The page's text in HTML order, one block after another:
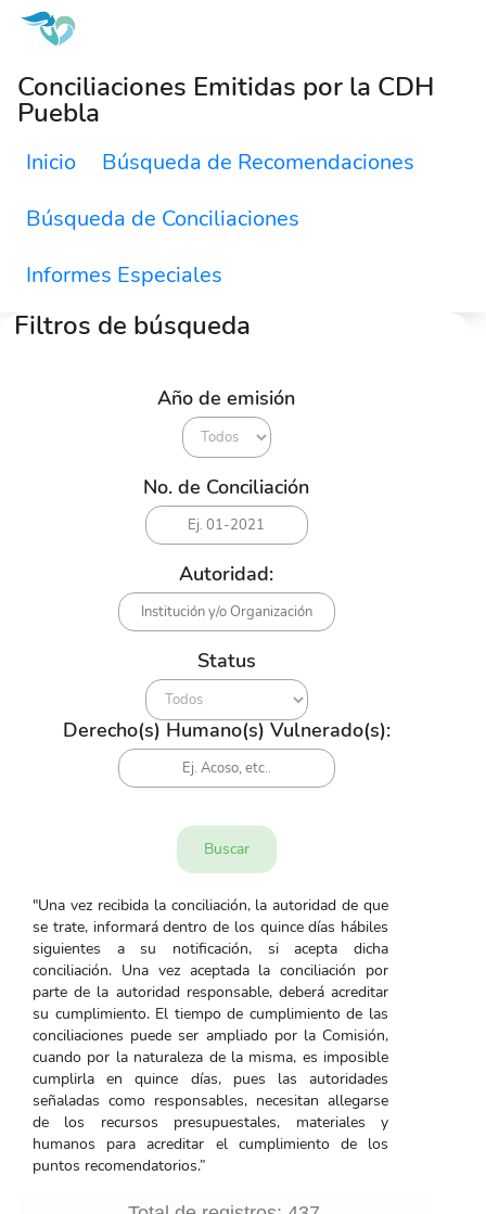
Conciliaciones Emitidas por la CDH
Puebla
Inicio
Búsqueda de Recomendaciones
Búsqueda de Conciliaciones
Informes Especiales
Filtros de búsqueda
Año de emisión
No. de Conciliación
Autoridad:
Status
Derecho(s) Humano(s) Vulnerado(s):
Buscar
"Una vez recibida la conciliación, la autoridad de que
se trate, informará dentro de los quince días hábiles
siguientes a su notificación, si acepta dicha
conciliación. Una vez aceptada la conciliación por
parte de la autoridad responsable, deberá acreditar
su cumplimiento. El tiempo de cumplimiento de las
conciliaciones puede ser ampliado por la Comisión,
cuando por la naturaleza de la misma, es imposible
cumplirla en quince días, pues las autoridades
señaladas como responsables, necesitan allegarse
de los recursos presupuestales, materiales y
humanos para acreditar el cumplimiento de los
puntos recomendatorios.”